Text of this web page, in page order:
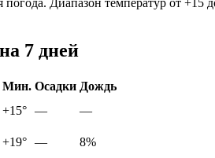
7 дней
Мин. Осадки Дождь
+15° —
—
+19° —
8%